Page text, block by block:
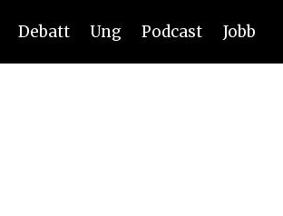
Debatt Ung Podcast Jobb